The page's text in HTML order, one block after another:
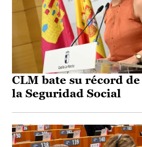
CLM bate su récord
la Seguridad Social